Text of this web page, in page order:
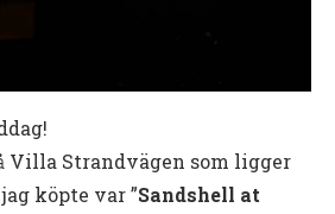
Villa Strandvägen som ligger
köpte var ”Sandshell at